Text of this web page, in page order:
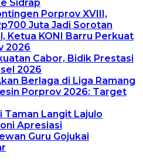
Sidrap
Porprov XVIII,
Juta Jadi Sorotan
Ketua KONI Barru Perkuat
2026
Cabor, Bidik Prestasi
2026
Berlaga di Liga Ramang
Porprov 2026: Target
Taman Langit Lajulo
Apresiasi
Guru Gojukai